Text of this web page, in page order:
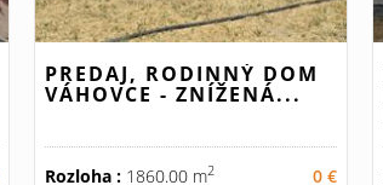
PREDAJ, RODINNÝ DOM
VÁHOVCE - ZNÍŽENÁ...
Rozloha :1860.00 m2
0 €